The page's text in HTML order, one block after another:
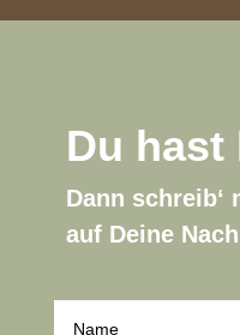
Du hast
Dann schreib‘
auf Deine